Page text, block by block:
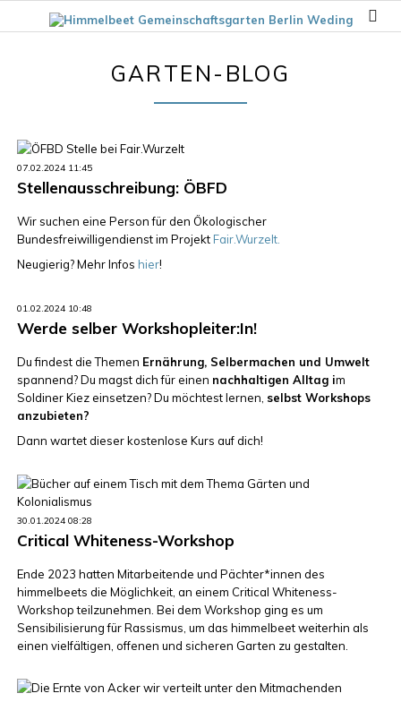
GARTEN-BLOG
07.02.2024 11:45
Stellenausschreibung: ÖBFD
Wir suchen eine Person für den Ökologischer
Bundesfreiwilligendienst im Projekt Fair.Wurzelt.
Neugierig? Mehr Infos hier!
01.02.2024 10:48
Werde selber Workshopleiter:In!
Du findest die Themen Ernährung, Selbermachen und Umwelt
spannend? Du magst dich für einen nachhaltigen Alltag im
Soldiner Kiez einsetzen? Du möchtest lernen, selbst Workshops
anzubieten?
Dann wartet dieser kostenlose Kurs auf dich!
30.01.2024 08:28
Critical Whiteness-Workshop
Ende 2023 hatten Mitarbeitende und Pächter*innen des
himmelbeets die Möglichkeit, an einem Critical Whiteness-
Workshop teilzunehmen. Bei dem Workshop ging es um
Sensibilisierung für Rassismus, um das himmelbeet weiterhin als
einen vielfältigen, offenen und sicheren Garten zu gestalten.